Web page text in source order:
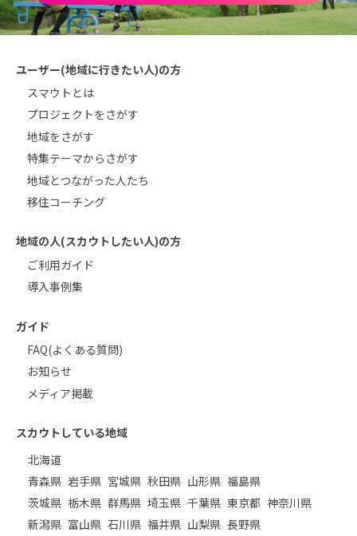
ユーザー(地域に行きたい人)の方
スマウトとは
プロジェクトをさがす
地域をさがす
特集テーマからさがす
地域とつながった人たち
移住コーチング
地域の人(スカウトしたい人)の方
ご利用ガイド
導入事例集
ガイド
FAQ(よくある質問)
お知らせ
メディア掲載
スカウトしている地域
北海道
青森県 岩手県 宮城県 秋田県 山形県 福島県
茨城県 栃木県 群馬県 埼玉県 千葉県 東京都 神奈川県
新潟県 富山県 石川県 福井県 山梨県 長野県